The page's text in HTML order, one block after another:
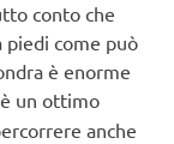
conto che
piedi come può
è enorme
è un ottimo
anche